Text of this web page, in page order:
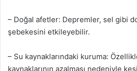
– Doğal afetler: Depremler, sel gibi
şebekesini etkileyebilir.
– Su kaynaklarındaki kuruma:
kaynaklarının azalması nedeniyle